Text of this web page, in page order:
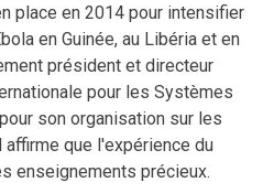
place en 2014 pour intensifier
en Guinée, au Libéria et en
président et directeur
pour les Systèmes
son organisation sur les
que l'expérience du
enseignements précieux.